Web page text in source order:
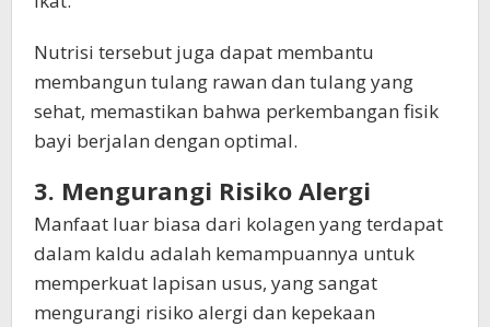
Nutrisi tersebut juga dapat membantu
membangun tulang rawan dan tulang yang
sehat, memastikan bahwa perkembangan fisik
bayi berjalan dengan optimal.
3. Mengurangi Risiko Alergi
Manfaat luar biasa dari kolagen yang terdapat
dalam kaldu adalah kemampuannya untuk
memperkuat lapisan usus, yang sangat
mengurangi risiko alergi dan kepekaan